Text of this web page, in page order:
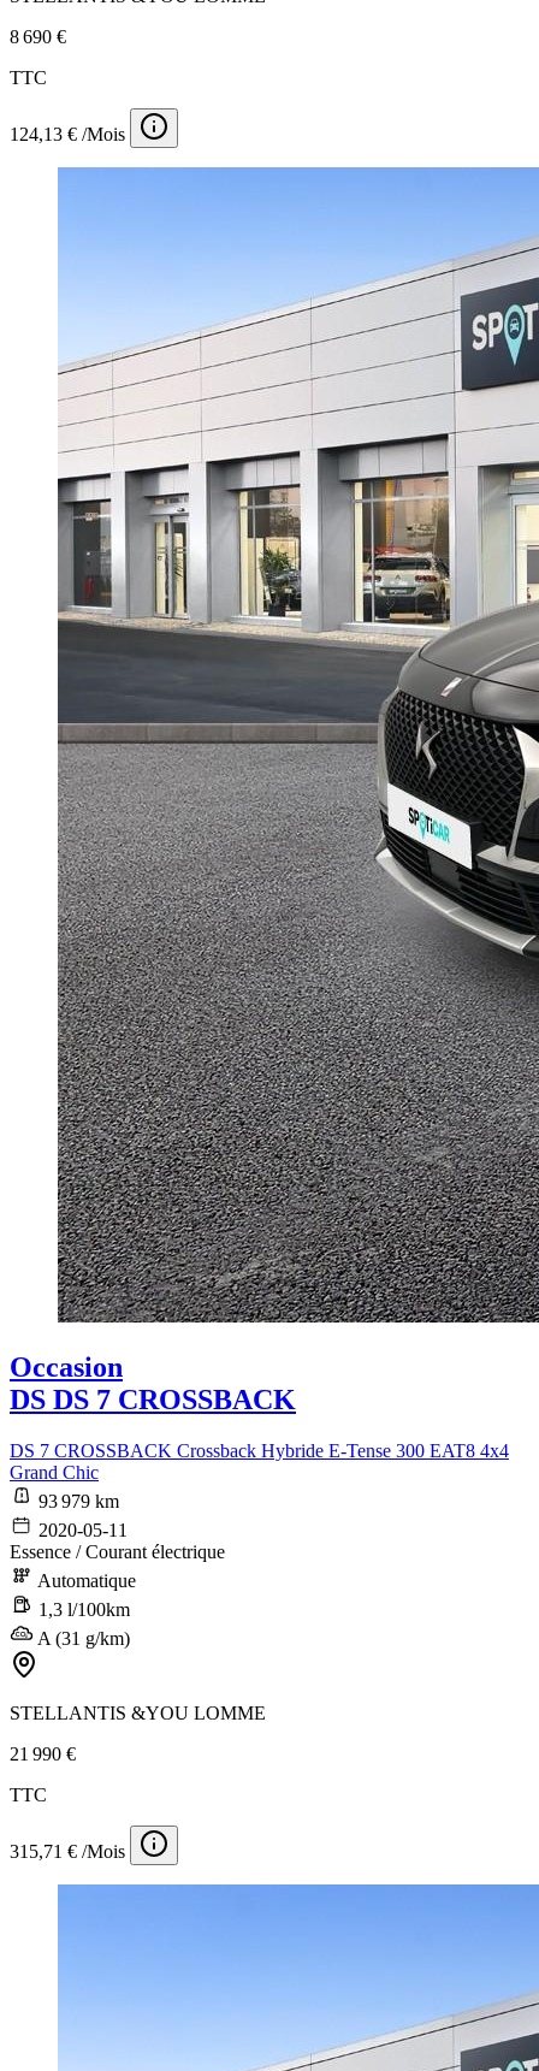
8 690 €
TTC
124,13 € /Mois
Occasion
DS DS 7 CROSSBACK
DS 7 CROSSBACK Crossback Hybride E-Tense 300 EAT8 4x4
Grand Chic
93 979 km
2020-05-11
Essence / Courant électrique
Automatique
1,3 l/100km
A (31 g/km)
STELLANTIS &YOU LOMME
21 990 €
TTC
315,71 € /Mois